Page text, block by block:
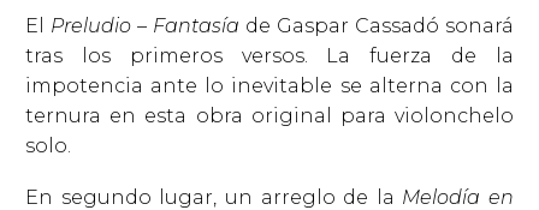
El Preludio – Fantasía de Gaspar Cassadó sonará
tras los primeros versos. La fuerza de la
impotencia ante lo inevitable se alterna con la
ternura en esta obra original para violonchelo
solo.
En segundo lugar, un arreglo de la Melodía en